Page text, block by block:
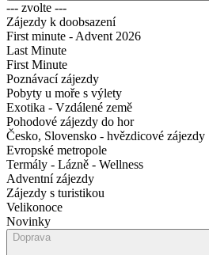
--- zvolte ---
Zájezdy k doobsazení
First minute - Advent 2026
Last Minute
First Minute
Poznávací zájezdy
Pobyty u moře s výlety
Exotika - Vzdálené země
Pohodové zájezdy do hor
Česko, Slovensko - hvězdicové zájezdy
Evropské metropole
Termály - Lázně - Wellness
Adventní zájezdy
Zájezdy s turistikou
Velikonoce
Novinky
Doprava